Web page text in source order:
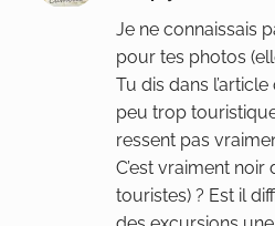
Je ne connaissais
pour tes photos
Tu dis dans
peu trop
ressent pas
C’est vraiment
touristes) ? Est il